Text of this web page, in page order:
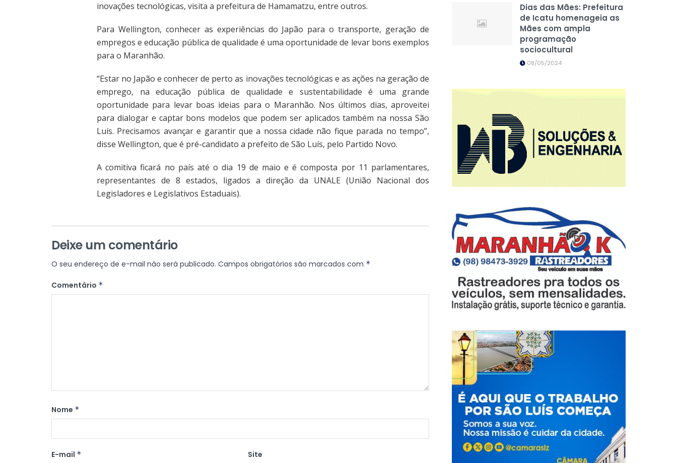
inovações tecnológicas, visita a prefeitura de Hamamatzu, entre outros.
Para Wellington, conhecer as experiências do Japão para o transporte, geração de
empregos e educação pública de qualidade é uma oportunidade de levar bons exemplos
para o Maranhão.
“Estar no Japão e conhecer de perto as inovações tecnológicas e as ações na geração de
emprego, na educação pública de qualidade e sustentabilidade é uma grande
oportunidade para levar boas ideias para o Maranhão. Nos últimos dias, aproveitei
para dialogar e captar bons modelos que podem ser aplicados também na nossa São
Luís. Precisamos avançar e garantir que a nossa cidade não fique parada no tempo”,
disse Wellington, que é pré-candidato a prefeito de São Luís, pelo Partido Novo.
A comitiva ficará no país até o dia 19 de maio e é composta por 11 parlamentares,
representantes de 8 estados, ligados a direção da UNALE (União Nacional dos
Legisladores e Legislativos Estaduais).
Deixe um comentário
O seu endereço de e-mail não será publicado. Campos obrigatórios são marcados com *
Comentário *
Nome *
E-mail * Site
Dias das Mães: Prefeitura
de Icatu homenageia as
Mães com ampla
programação
sociocultural
08/05/2024